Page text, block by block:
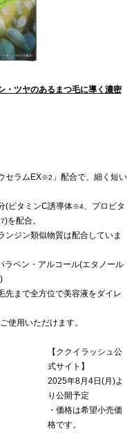
・ツヤのあるまつ毛に導く濃密
セラムEX※2 」配合で、細く短い
(ビタミンC誘導体※4
、プロビタ
)を配合。
ジン類似物質は配合していま
ベン・アルコール(エタノール
まで全方位で美容液をダイレ
使用いただけます。
【ククイラッシュ公
式サイト】
2025年8月4日(月)よ
り公開予定
・価格は希望小売価
格です。